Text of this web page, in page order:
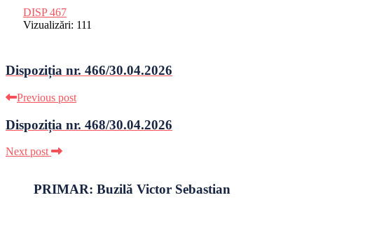
DISP 467
Vizualizări: 111
Dispoziția nr. 466/30.04.2026
Previous post
Dispoziția nr. 468/30.04.2026
Next post
PRIMAR: Buzilă Victor Sebastian